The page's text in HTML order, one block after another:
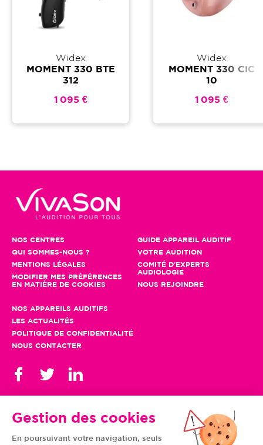
Gestion des cookies
En poursuivant votre navigation, seuls
Widex
MOMENT 330 BTE
312
1 095 €
Widex
MOMENT 330 CIC
10
1 095 €
NOS CENTRES
QUI SOMMES-NOUS ?
MENTIONS LÉGALES
MODIFIER MES PRÉFÉRENCES
EN MATIÈRE DE COOKIES
GUIDE APPAREIL AUDITIF
VOTRE AUDITION
COMITÉ D'EXPERTS
AUDIOLOGIE
NOUS REJOINDRE
NOS APPAREILS AUDITIFS
LES ACTUALITÉS
POLITIQUE DE CONFIDENTIALITÉ
NOUS CONTACTER
TOUS NOS CENTRES